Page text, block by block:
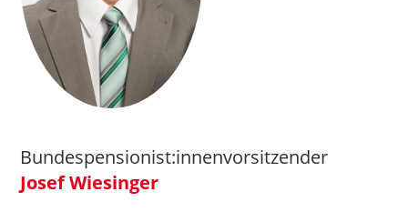
Bundespensionist:innenvorsitzender
Josef Wiesinger